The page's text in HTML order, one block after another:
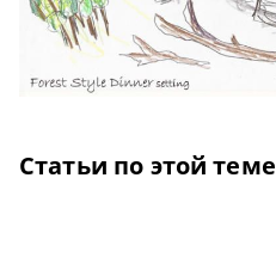
Статьи по этой теме